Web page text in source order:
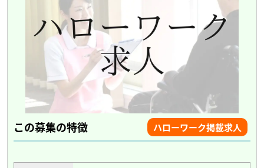
この募集の特徴 ハローワーク掲載求人